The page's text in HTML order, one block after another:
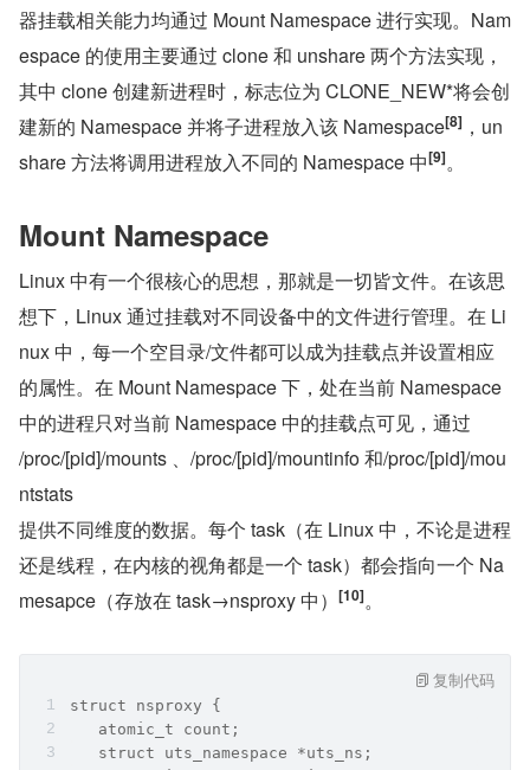
器挂载相关能力均通过 Mount Namespace 进行实现。Nam
espace 的使用主要通过 clone 和 unshare 两个方法实现，
其中 clone 创建新进程时，标志位为 CLONE_NEW*将会创
建新的 Namespace 并将子进程放入该 Namespace[8] ，un
share 方法将调用进程放入不同的 Namespace 中[9]。
Mount Namespace
Linux 中有一个很核心的思想，那就是一切皆文件。在该思
想下，Linux 通过挂载对不同设备中的文件进行管理。在 Li
nux 中，每一个空目录/文件都可以成为挂载点并设置相应
的属性。在 Mount Namespace 下，处在当前 Namespace
中的进程只对当前 Namespace 中的挂载点可见，通过
/proc/[pid]/mounts 、/proc/[pid]/mountinfo 和/proc/[pid]/mou
ntstats
提供不同维度的数据。每个 task（在 Linux 中，不论是进程
还是线程，在内核的视角都是一个 task）都会指向一个 Na
mesapce（存放在 task→nsproxy 中） [10]。
struct nsproxy {
   atomic_t count;
   struct uts_namespace *uts_ns;
复制代码